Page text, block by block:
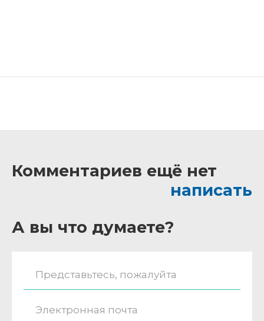
Комментариев ещё нет
написать
А вы что думаете?